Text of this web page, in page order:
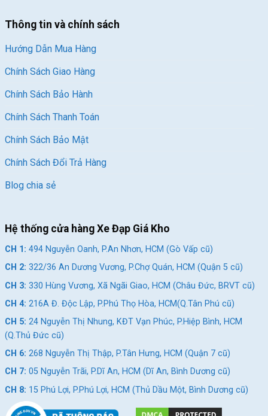
Thông tin và chính sách
Hướng Dẫn Mua Hàng
Chính Sách Giao Hàng
Chính Sách Bảo Hành
Chính Sách Thanh Toán
Chính Sách Bảo Mật
Chính Sách Đổi Trả Hàng
Blog chia sẻ
Hệ thống cửa hàng Xe Đạp Giá Kho
CH 1: 494 Nguyễn Oanh, P.An Nhơn, HCM (Gò Vấp cũ)
CH 2: 322/36 An Dương Vương, P.Chợ Quán, HCM (Quận 5 cũ)
CH 3: 330 Hùng Vương, Xã Ngãi Giao, HCM (Châu Đức, BRVT cũ)
CH 4: 216A Đ. Độc Lập, P.Phú Thọ Hòa, HCM(Q.Tân Phú cũ)
CH 5: 24 Nguyễn Thị Nhung, KĐT Vạn Phúc, P.Hiệp Bình, HCM
(Q.Thủ Đức cũ)
CH 6: 268 Nguyễn Thị Thập, P.Tân Hưng, HCM (Quận 7 cũ)
CH 7: 05 Nguyễn Trãi, P.Dĩ An, HCM (Dĩ An, Bình Dương cũ)
CH 8: 15 Phú Lợi, P.Phú Lợi, HCM (Thủ Dầu Một, Bình Dương cũ)